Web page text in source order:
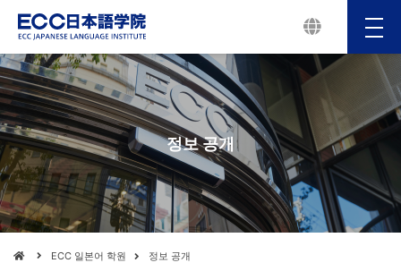
メ
ニ
ュ
ー
정보 공개
ECC 일본어 학원 정보 공개